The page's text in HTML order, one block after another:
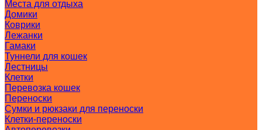
Места для отдыха
Домики
Коврики
Лежанки
Гамаки
Туннели для кошек
Лестницы
Клетки
Перевозка кошек
Переноски
Сумки и рюкзаки для переноски
Клетки-переноски